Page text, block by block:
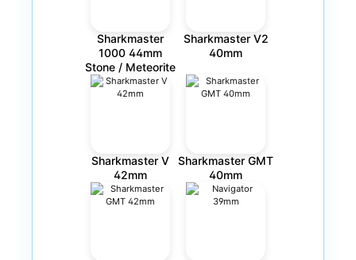
Sharkmaster
1000 44mm
Stone / Meteorite
Sharkmaster V2
40mm
Sharkmaster V
42mm
Sharkmaster GMT
40mm